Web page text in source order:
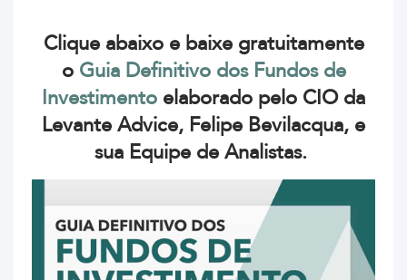
Clique abaixo e baixe gratuitamente
o Guia Definitivo dos Fundos de
Investimento elaborado pelo CIO da
Levante Advice, Felipe Bevilacqua, e
sua Equipe de Analistas.